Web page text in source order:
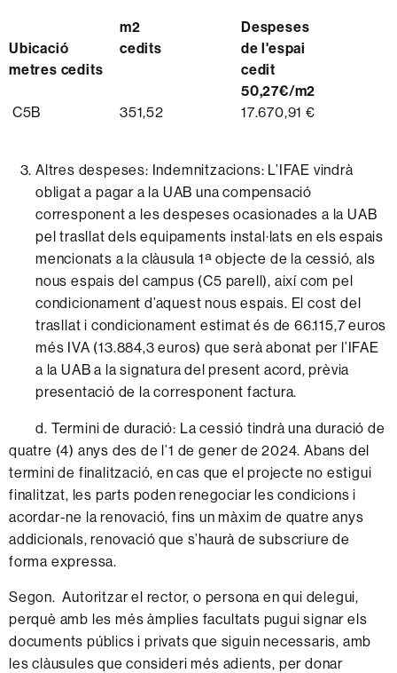
Ubicació
metres cedits
m2
Despeses
cedits
de l'espai
cedit
50,27€/m2
C5B
351,52 17.670,91 €
Altres despeses: Indemnitzacions: L’IFAE vindrà
obligat a pagar a la UAB una compensació
corresponent a les despeses ocasionades a la UAB
pel trasllat dels equipaments instal·lats en els espais
mencionats a la clàusula 1ª objecte de la cessió, als
nous espais del campus (C5 parell), així com pel
condicionament d’aquest nous espais. El cost del
trasllat i condicionament estimat és de 66.115,7 euros
més IVA (13.884,3 euros) que serà abonat per l’IFAE
a la UAB a la signatura del present acord, prèvia
presentació de la corresponent factura.
d. Termini de duració: La cessió tindrà una duració de
quatre (4) anys des de l’1 de gener de 2024. Abans del
termini de finalització, en cas que el projecte no estigui
finalitzat, les parts poden renegociar les condicions i
acordar-ne la renovació, fins un màxim de quatre anys
addicionals, renovació que s’haurà de subscriure de
forma expressa.
Segon. Autoritzar el rector, o persona en qui delegui,
perquè amb les més àmplies facultats pugui signar els
documents públics i privats que siguin necessaris, amb
les clàusules que consideri més adients, per donar